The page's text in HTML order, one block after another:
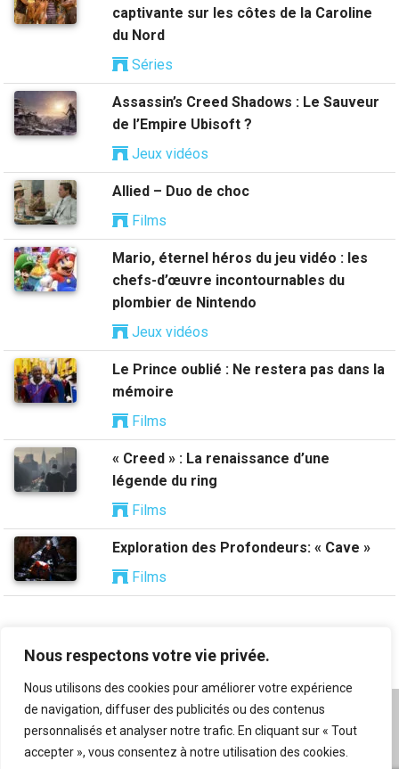
Nous respectons votre vie privée.
Nous utilisons des cookies pour améliorer votre expérience
de navigation, diffuser des publicités ou des contenus
personnalisés et analyser notre trafic. En cliquant sur « Tout
accepter », vous consentez à notre utilisation des cookies.
captivante sur les côtes de la Caroline
du Nord
Séries
Assassin’s Creed Shadows : Le Sauveur
de l’Empire Ubisoft ?
Jeux vidéos
Allied – Duo de choc
Films
Mario, éternel héros du jeu vidéo : les
chefs-d’œuvre incontournables du
plombier de Nintendo
Jeux vidéos
Le Prince oublié : Ne restera pas dans la
mémoire
Films
« Creed » : La renaissance d’une
légende du ring
Films
Exploration des Profondeurs: « Cave »
Films
A propos|Mentions légales|Conditions générales
d’utilisation|Flux RSS| Nos auteurs|Archives|
Suggestion de contenu